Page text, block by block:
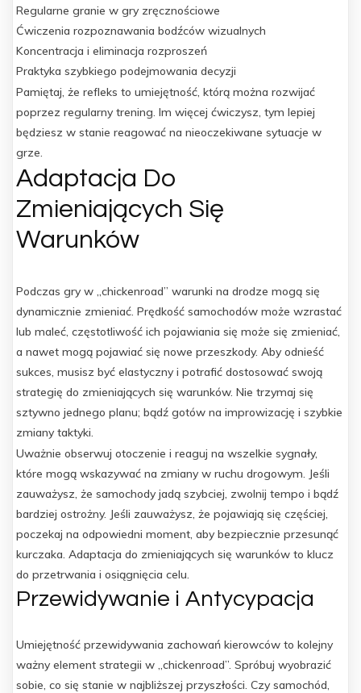
Regularne granie w gry zręcznościowe
Ćwiczenia rozpoznawania bodźców wizualnych
Koncentracja i eliminacja rozproszeń
Praktyka szybkiego podejmowania decyzji
Pamiętaj, że refleks to umiejętność, którą można rozwijać
poprzez regularny trening. Im więcej ćwiczysz, tym lepiej
będziesz w stanie reagować na nieoczekiwane sytuacje w
grze.
Adaptacja Do
Zmieniających Się
Warunków
Podczas gry w „chickenroad” warunki na drodze mogą się
dynamicznie zmieniać. Prędkość samochodów może wzrastać
lub maleć, częstotliwość ich pojawiania się może się zmieniać,
a nawet mogą pojawiać się nowe przeszkody. Aby odnieść
sukces, musisz być elastyczny i potrafić dostosować swoją
strategię do zmieniających się warunków. Nie trzymaj się
sztywno jednego planu; bądź gotów na improwizację i szybkie
zmiany taktyki.
Uważnie obserwuj otoczenie i reaguj na wszelkie sygnały,
które mogą wskazywać na zmiany w ruchu drogowym. Jeśli
zauważysz, że samochody jadą szybciej, zwolnij tempo i bądź
bardziej ostrożny. Jeśli zauważysz, że pojawiają się częściej,
poczekaj na odpowiedni moment, aby bezpiecznie przesunąć
kurczaka. Adaptacja do zmieniających się warunków to klucz
do przetrwania i osiągnięcia celu.
Przewidywanie i Antycypacja
Umiejętność przewidywania zachowań kierowców to kolejny
ważny element strategii w „chickenroad”. Spróbuj wyobrazić
sobie, co się stanie w najbliższej przyszłości. Czy samochód,